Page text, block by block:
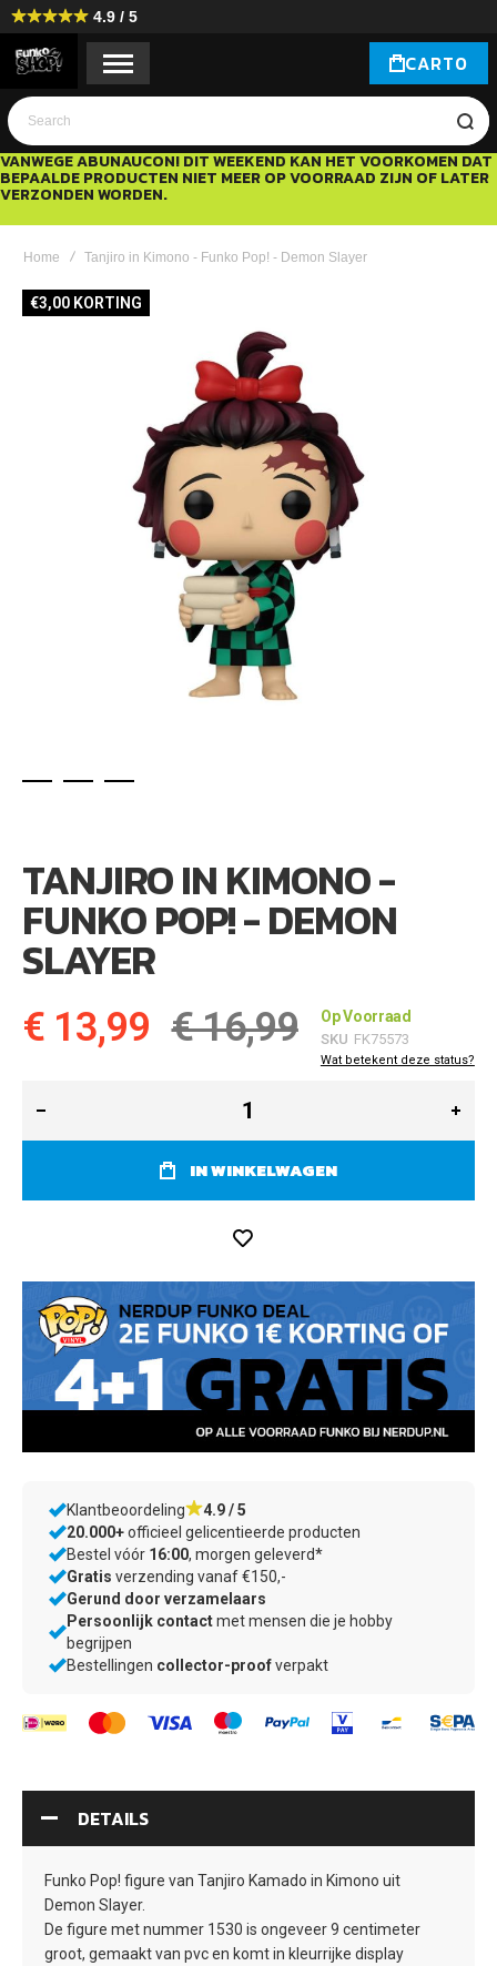
4.9 / 5
CART0
Search
VANWEGE ABUNAUCON! DIT WEEKEND KAN HET VOORKOMEN DAT
BEPAALDE PRODUCTEN NIET MEER OP VOORRAAD ZIJN OF LATER
VERZONDEN WORDEN.
Home Tanjiro in Kimono - Funko Pop! - Demon Slayer
Ga
naar
begin
van
de
afbeeldingen-
gallerij
€3,00 KORTING
TANJIRO IN KIMONO -
FUNKO POP! - DEMON
SLAYER
€ 13,99 € 16,99 Op Voorraad
Wat betekent deze status?
SKU FK75573
IN WINKELWAGEN
ONZE
VOORDELEN
Klantbeoordeling
4.9 / 5
20.000+officieel gelicentieerde producten
Bestel vóór 16:00, morgen geleverd*
Gratis verzending vanaf €150,-
Gerund door verzamelaars
wij
waar
let
Persoonlijk contactmet mensen die je hobby
begrijpen
Bestellingen collector-proofverpakt–
verpakt
door
DETAILS
Funko Pop! figure van Tanjiro Kamado in Kimono uit
Demon Slayer.
De figure met nummer 1530 is ongeveer 9 centimeter
groot, gemaakt van pvc en komt in kleurrijke display